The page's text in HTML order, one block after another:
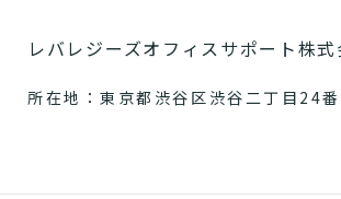
レバレジーズオフィスサポート株式
所在地：東京都渋谷区渋谷二丁目24